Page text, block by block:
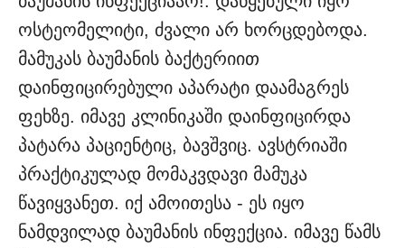
ოსტეომელიტი, ძვალი არ ხორცდებოდა.
მამუკას ბაუმანის ბაქტერიით
დაინფიცირებული აპარატი დაამაგრეს
ფეხზე. იმავე კლინიკაში დაინფიცირდა
პატარა პაციენტიც, ბავშვიც. ავსტრიაში
პრაქტიკულად მომაკვდავი მამუკა
წავიყვანეთ. იქ ამოითესა - ეს იყო
ნამდვილად ბაუმანის ინფექცია. იმავე წამს